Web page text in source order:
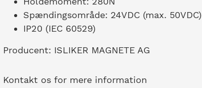
Spændingsområde: 24VDC (max. 50VDC)
IP20 (IEC 60529)
Producent: ISLIKER MAGNETE AG
Kontakt os for mere information